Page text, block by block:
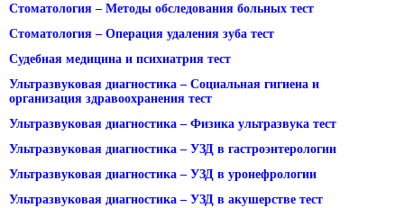
Стоматология – Методы обследования больных тест
Стоматология – Операция удаления зуба тест
Судебная медицина и психиатрия тест
Ультразвуковая диагностика – Социальная гигиена и
организация здравоохранения тест
Ультразвуковая диагностика – Физика ультразвука тест
Ультразвуковая диагностика – УЗД в гастроэнтерологии
Ультразвуковая диагностика – УЗД в уронефрологии
Ультразвуковая диагностика – УЗД в акушерстве тест